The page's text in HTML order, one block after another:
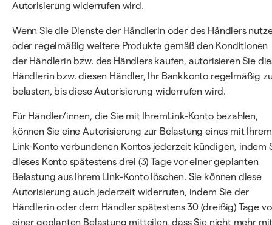
Autorisierung widerrufen wird.
Wenn Sie die Dienste der Händlerin oder des Händlers
oder regelmäßig weitere Produkte gemäß den Konditionen
der Händlerin bzw. des Händlers kaufen, autorisieren Sie
Händlerin bzw. diesen Händler, Ihr Bankkonto regelmäßig
belasten, bis diese Autorisierung widerrufen wird.
Für Händler/innen, die Sie mit IhremLink-Konto bezahlen,
können Sie eine Autorisierung zur Belastung eines mit Ihrem
Link-Konto verbundenen Kontos jederzeit kündigen, indem
dieses Konto spätestens drei (3) Tage vor einer geplanten
Belastung aus Ihrem Link-Konto löschen. Sie können diese
Autorisierung auch jederzeit widerrufen, indem Sie der
Händlerin oder dem Händler spätestens 30 (dreißig) Tage
einer geplanten Belastung mitteilen, dass Sie nicht mehr